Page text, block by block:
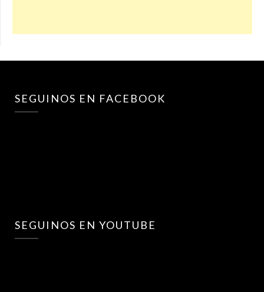
SEGUINOS EN FACEBOOK
SEGUINOS EN YOUTUBE